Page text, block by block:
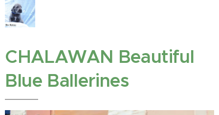
CHALAWAN Beautiful
Blue Ballerines